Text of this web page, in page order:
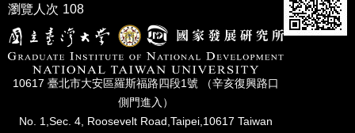
期
刊
口
專
瀏覽人次 108
10617 臺北市⼤安區羅斯福路四段1號 （辛亥復興路⼝
側⾨進入）
No. 1,Sec. 4, Roosevelt Road,Taipei,10617 Taiwan